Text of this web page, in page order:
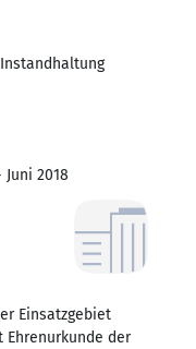
2018
Einsatzgebiet
Ehrenurkunde der